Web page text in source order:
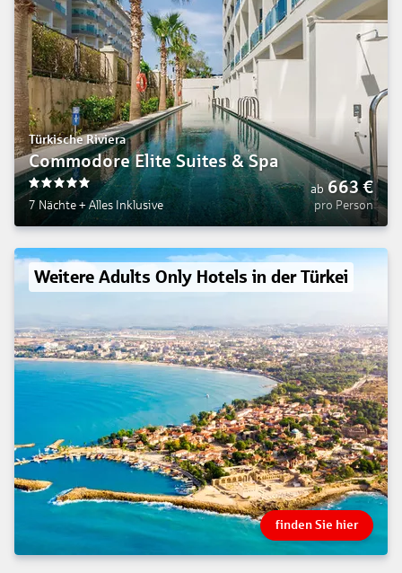
Türkische Riviera
Commodore Elite Suites & Spa
5
7 Nächte +Alles Inklusive
ab 663€
pro Person
Weitere Adults Only Hotels in der Türkei
finden Sie hier